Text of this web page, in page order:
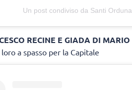
Un post condiviso da Santi Orduna
RECINE E GIADA DI MARIO
a spasso per la Capitale